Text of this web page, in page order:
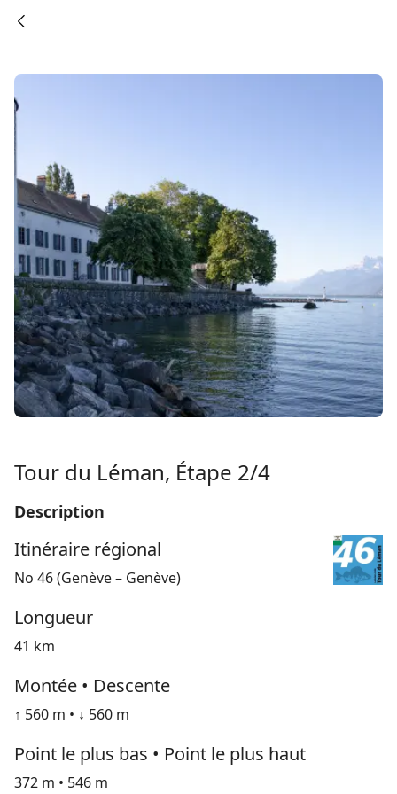
Tour du Léman, Étape 2/4
Description
Itinéraire régional
No 46 (Genève – Genève)
Longueur
41 km
Montée • Descente
↑ 560 m • ↓ 560 m
Point le plus bas • Point le plus haut
372 m • 546 m